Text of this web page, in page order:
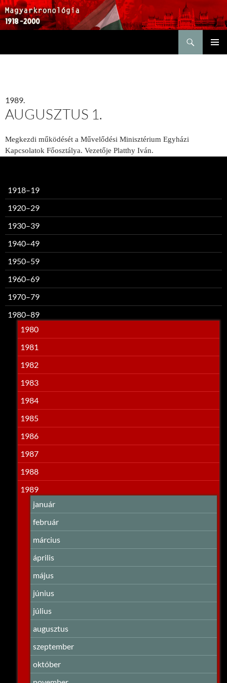
1989.
AUGUSZTUS 1.
Megkezdi működését a Művelődési Minisztérium Egyházi
Kapcsolatok Főosztálya. Vezetője Platthy Iván.
1918–19
1920–29
1930–39
1940–49
1950–59
1960–69
1970–79
1980–89
1980
1981
1982
1983
1984
1985
1986
1987
1988
1989
január
február
március
április
május
június
július
augusztus
szeptember
október